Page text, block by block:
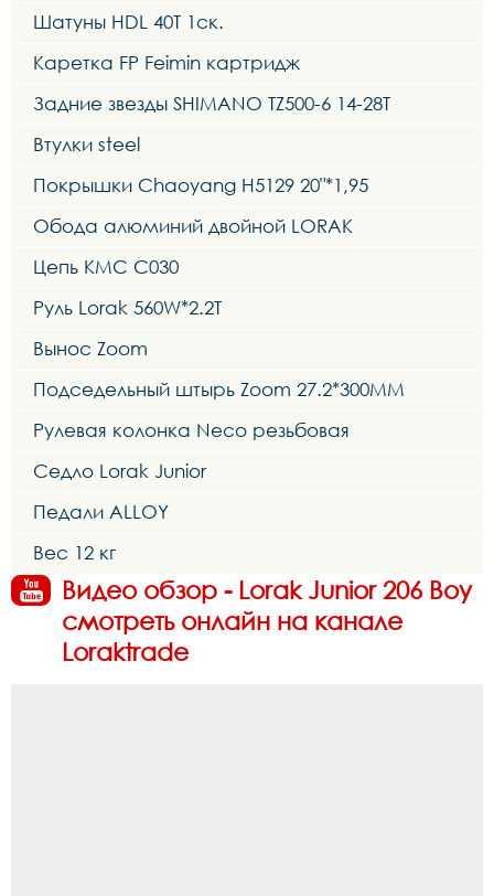
Шатуны HDL 40T 1ск.
Каретка FP Feimin картридж
Задние звезды SHIMANO TZ500-6 14-28T
Втулки steel
Покрышки Chaoyang H5129 20"*1,95
Обода алюминий двойной LORAK
Цепь KMC C030
Руль Lorak 560W*2.2T
Вынос Zoom
Подседельный штырь Zoom 27.2*300MM
Рулевая колонка Neco резьбовая
Седло Lorak Junior
Педали ALLOY
Вес 12 кг
Видео обзор - Lorak Junior 206 Boy
смотреть онлайн на канале
Loraktrade